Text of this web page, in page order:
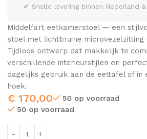
✔ Snelle levering binnen Nederland
Middelfart eetkamerstoel — een
stoel met lichtbruine
Tijdloos ontwerp dat makkelijk te
verschillende interieurstijlen en
dagelijks gebruik aan de eettafel of in
hoek.
€ 170,00
50 op voorraad
50 op voorraad